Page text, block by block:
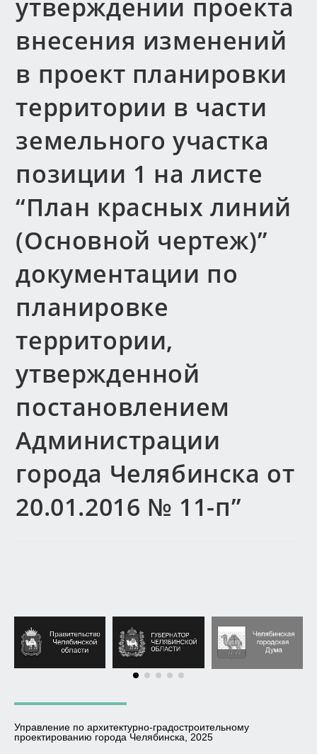
утверждении проекта
внесения изменений
в проект планировки
территории в части
земельного участка
позиции 1 на листе
“План красных линий
(Основной чертеж)”
документации по
планировке
территории,
утвержденной
постановлением
Администрации
города Челябинска от
20.01.2016 № 11-п”
Управление по архитектурно-градостроительному
проектированию города Челябинска, 2025